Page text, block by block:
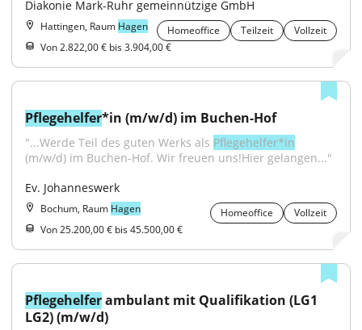
Diakonie Mark-Ruhr gemeinnützige GmbH
Hattingen, Raum Hagen Homeoffice Teilzeit
Vollzeit
Von 2.822,00 € bis 3.904,00 €
Pflegehelfer*in (m/w/d) im Buchen-Hof
"...Werde Teil des guten Werks als Pflegehelfer*in
(m/w/d) im Buchen-Hof. Wir freuen uns!Hier gelangen..."
Ev. Johanneswerk
Bochum, Raum Hagen Homeoffice
Vollzeit
Von 25.200,00 € bis 45.500,00 €
Pflegehelfer ambulant mit Qualifikation (LG1
LG2) (m/w/d)